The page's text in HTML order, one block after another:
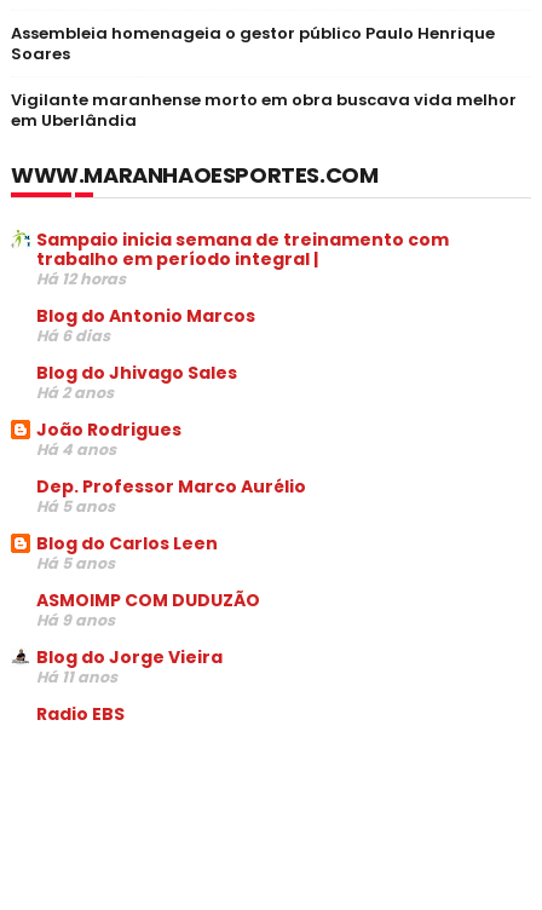
Assembleia homenageia o gestor público Paulo Henrique
Soares
Vigilante maranhense morto em obra buscava vida melhor
em Uberlândia
WWW.MARANHAOESPORTES.COM
Sampaio inicia semana de treinamento com
trabalho em período integral |
Há 12 horas
Blog do Antonio Marcos
Há 6 dias
Blog do Jhivago Sales
Há 2 anos
João Rodrigues
Há 4 anos
Dep. Professor Marco Aurélio
Há 5 anos
Blog do Carlos Leen
Há 5 anos
ASMOIMP COM DUDUZÃO
Há 9 anos
Blog do Jorge Vieira
Há 11 anos
Radio EBS